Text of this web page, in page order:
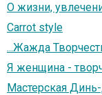
О жизни,
Carrot style
...Жажда
Я женщина -
Мастерская